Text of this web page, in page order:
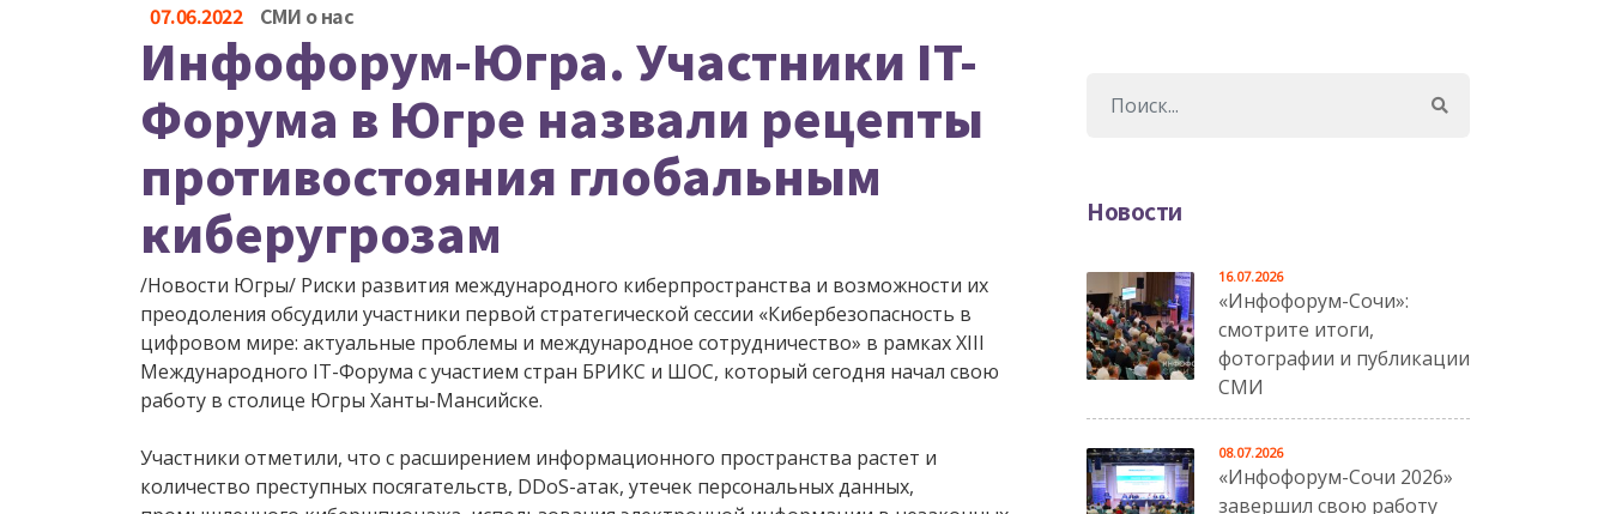
07.06.2022 СМИ о нас
Инфофорум-Югра. Участники IT-
Форума в Югре назвали рецепты
противостояния глобальным
киберугрозам
/Новости Югры/ Риски развития международного киберпространства и возможности их
преодоления обсудили участники первой стратегической сессии «Кибербезопасность в
цифровом мире: актуальные проблемы и международное сотрудничество» в рамках XIII
Международного IT-Форума с участием стран БРИКС и ШОС, который сегодня начал свою
работу в столице Югры Ханты-Мансийске.
Участники отметили, что с расширением информационного пространства растет и
количество преступных посягательств, DDoS-атак, утечек персональных данных,
Новости
«Инфофорум-Сочи»:
смотрите итоги,
фотографии и публикации
СМИ
16.07.2026
«Инфофорум-Сочи 2026»
завершил свою работу
08.07.2026